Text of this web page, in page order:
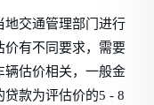
地交通管理部门进行
价有不同要求，需要
辆估价相关，一般金
款为评估价的5 - 8